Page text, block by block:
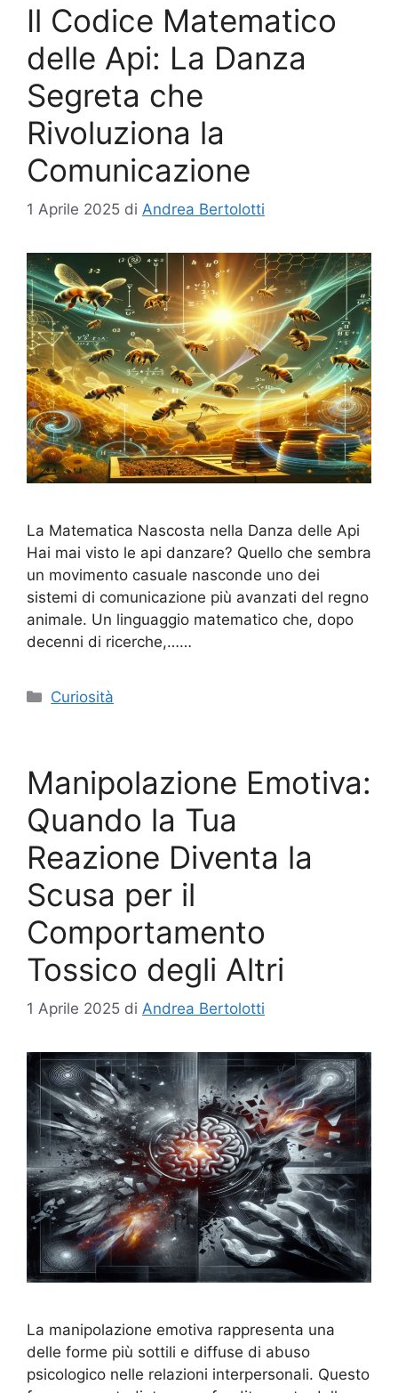
Il Codice Matematico
delle Api: La Danza
Segreta che
Rivoluziona la
Comunicazione
1 Aprile 2025 di Andrea Bertolotti
La Matematica Nascosta nella Danza delle Api
Hai mai visto le api danzare? Quello che sembra
un movimento casuale nasconde uno dei
sistemi di comunicazione più avanzati del regno
animale. Un linguaggio matematico che, dopo
decenni di ricerche,……
Categorie
Curiosità
Manipolazione Emotiva:
Quando la Tua
Reazione Diventa la
Scusa per il
Comportamento
Tossico degli Altri
1 Aprile 2025 di Andrea Bertolotti
La manipolazione emotiva rappresenta una
delle forme più sottili e diffuse di abuso
psicologico nelle relazioni interpersonali. Questo